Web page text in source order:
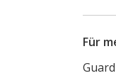
Für